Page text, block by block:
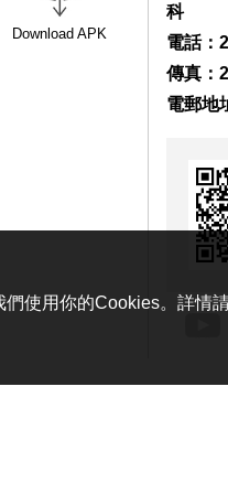
Download APK
科
電話：
傳真：
電郵地
使用你的Cookies。詳情